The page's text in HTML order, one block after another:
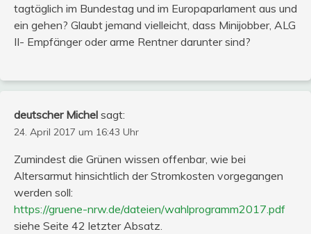
tagtäglich im Bundestag und im Europaparlament aus und
ein gehen? Glaubt jemand vielleicht, dass Minijobber, ALG
II- Empfänger oder arme Rentner darunter sind?
deutscher Michel sagt:
24. April 2017 um 16:43 Uhr
Zumindest die Grünen wissen offenbar, wie bei
Altersarmut hinsichtlich der Stromkosten vorgegangen
werden soll:
https://gruene-nrw.de/dateien/wahlprogramm2017.pdf
siehe Seite 42 letzter Absatz.